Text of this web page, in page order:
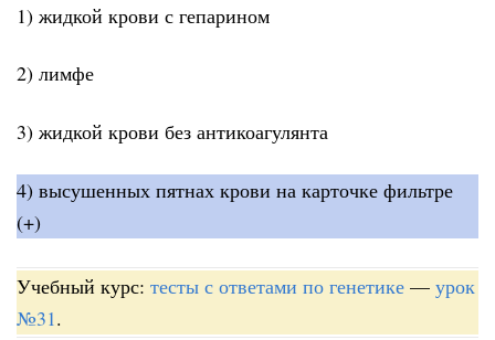
1) жидкой крови с гепарином
2) лимфе
3) жидкой крови без антикоагулянта
4) высушенных пятнах крови на карточке фильтре
(+)
Учебный курс: тесты с ответами по генетике — урок
№31.